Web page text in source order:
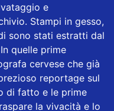
e
Stampi in gesso,
sono stati estratti dal
quelle prime
cervese che già
reportage sul
di fatto e le prime
la vivacità e lo